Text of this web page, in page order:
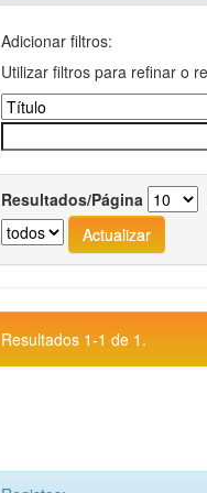
Adicionar filtros:
Utilizar filtros para refinar o
Resultados/Página
Resultados 1-1 de 1.